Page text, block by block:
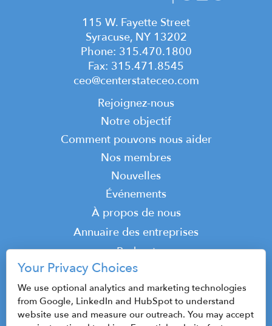
115 W. Fayette Street
Syracuse, NY 13202
Phone: 315.470.1800
Fax: 315.471.8545
ceo@centerstateceo.com
navigation
Rejoignez-nous
Notre objectif
Comment pouvons nous aider
Nos membres
Nouvelles
Événements
À propos de nous
Annuaire des entreprises
Podcast
Contact
© 2026 CenterState CEO
Your Privacy Choices
We use optional analytics and marketing technologies
from Google, LinkedIn and HubSpot to understand
website use and measure our outreach. You may accept